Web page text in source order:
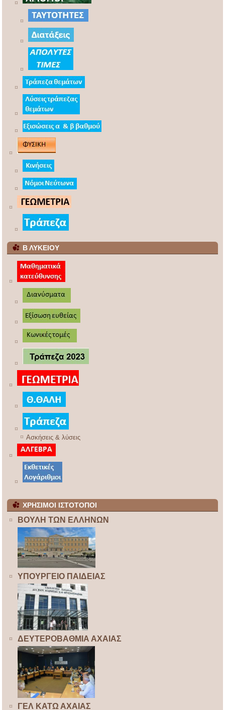
Β ΛΥΚΕΙΟΥ
Ασκήσεις & λύσεις
ΧΡΗΣΙΜΟΙ ΙΣΤΟΤΟΠΟΙ
ΒΟΥΛΗ ΤΩΝ ΕΛΛΗΝΩΝ
ΥΠΟΥΡΓΕΙΟ ΠΑΙΔΕΙΑΣ
ΔΕΥΤΕΡΟΒΑΘΜΙΑ ΑΧΑΙΑΣ
ΓΕΛ ΚΑΤΩ ΑΧΑΙΑΣ